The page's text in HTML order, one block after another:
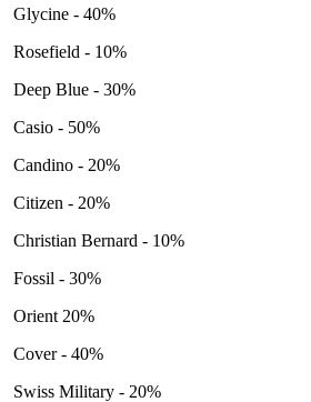
Glycine - 40%
Rosefield - 10%
Deep Blue - 30%
Casio - 50%
Candino - 20%
Citizen - 20%
Christian Bernard - 10%
Fossil - 30%
Orient 20%
Cover - 40%
Swiss Military - 20%